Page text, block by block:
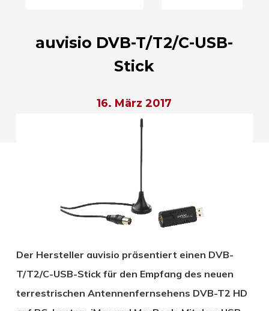
auvisio DVB-T/T2/C-USB-
Stick
16. März 2017
Der Hersteller auvisio präsentiert einen DVB-
T/T2/C-USB-Stick für den Empfang des neuen
terrestrischen Antennenfernsehens DVB-T2 HD